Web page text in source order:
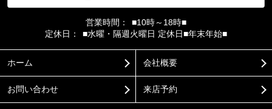
営業時間：
■10時～18時■
定休日：
■水曜・隔週火曜日 定休日■年末年始■
ホーム 会社概要
お問い合わせ 来店予約